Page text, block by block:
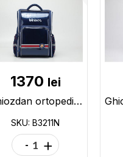
1370 lei
Ghiozdan ortopedic navy B3211N
SKU: B3211N
- +